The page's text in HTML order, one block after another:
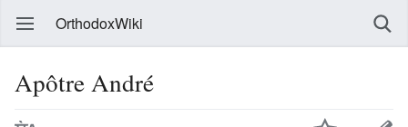
OrthodoxWiki
Apôtre André